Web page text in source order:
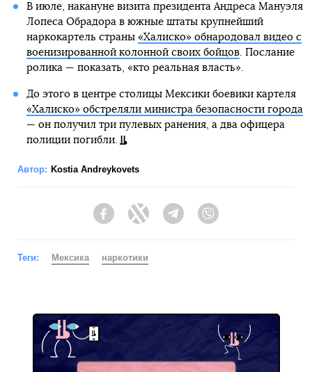
В июле, накануне визита президента Андреса Мануэля
Лопеса Обрадора в южные штаты крупнейший
наркокартель страны «Халиско» обнародовал видео с
военизированной колонной своих бойцов. Послание
ролика — показать, «кто реальная власть».
До этого в центре столицы Мексики боевики картеля
«Халиско» обстреляли министра безопасности города
— он получил три пулевых ранения, а два офицера
полиции погибли.
Автор: Kostia Andreykovets
FacebookTwitter Telegram
Теги: Мексика наркотики